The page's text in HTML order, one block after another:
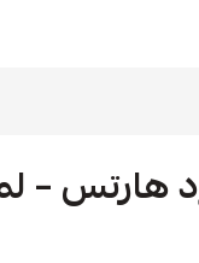
هارتس –